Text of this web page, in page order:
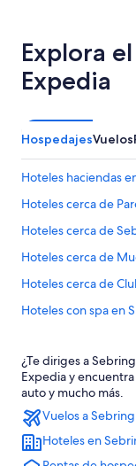
Explora
Expedia
HospedajesVuelos
Hoteles haciendas
Hoteles cerca de
Hoteles cerca de
Hoteles cerca de
Hoteles cerca de
Hoteles con spa en
Hoteles cerca de
Hoteles en Sun 'n Lake
Hoteles cerca de
Casas de campo en
¿Te diriges a
Expedia y
auto y mucho más.
Vuelos a Sebring
Hoteles en